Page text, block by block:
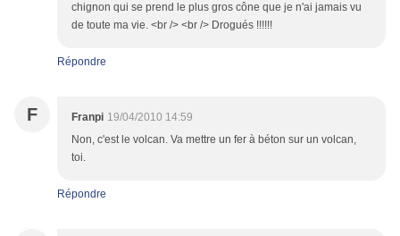
chignon qui se prend le plus gros cône que je n'ai jamais vu
de toute ma vie. <br /> <br /> Drogués !!!!!!
Répondre
F Franpi 19/04/2010 14:59
Non, c'est le volcan. Va mettre un fer à béton sur un volcan,
toi.
Répondre